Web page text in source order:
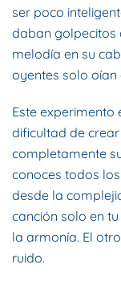
ser poco
daban golpecitos
melodía en su
oyentes solo oían
Este
dificultad de
completamente
conoces todos
desde la
canción solo en
la armonía. El
ruido.